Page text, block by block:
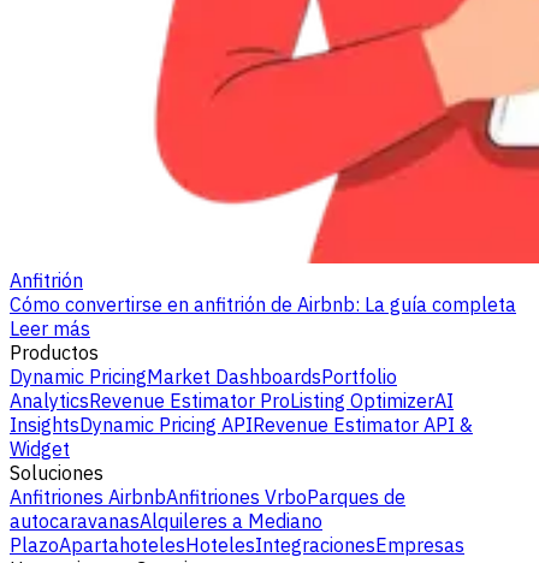
Anfitrión
Cómo convertirse en anfitrión de Airbnb: La guía completa
Leer más
Productos
Dynamic PricingMarket DashboardsPortfolio
AnalyticsRevenue Estimator ProListing OptimizerAI
InsightsDynamic Pricing APIRevenue Estimator API &
Widget
Soluciones
Anfitriones AirbnbAnfitriones VrboParques de
autocaravanasAlquileres a Mediano
PlazoApartahotelesHotelesIntegracionesEmpresas